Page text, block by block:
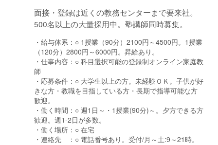
面接・登録は近くの教務センターまで要来社。
500名以上の大量採用中。塾講師同時募集。
・給与体系： ○ 1授業（90分）2100円～4500円。1授業
（120分）2800円～6000円。昇給あり。
・仕事内容： ○ 科目選択可能の登録制オンライン家庭教
師
・応募条件： ○ 大学生以上の方。未経験ＯＫ。子供が好
きな方・教職を目指している方・長期で指導可能な方
歓迎。
・働く時間： ○ 週1日～・1授業(90分)～。夕方できる方
歓迎。週1-2日が多数。
・働く場所： ○ 在宅
・連絡先 ： ○ 電話番号あり。受付/月～土:9～21時。